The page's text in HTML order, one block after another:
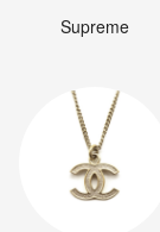
Supreme